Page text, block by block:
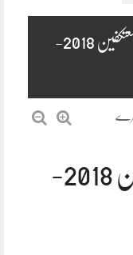
مولانا ابوبکر حنیف: تربیتی نشست برائے معتکفین 2018-
تربیتی نشست برائے معتکفین 2018-